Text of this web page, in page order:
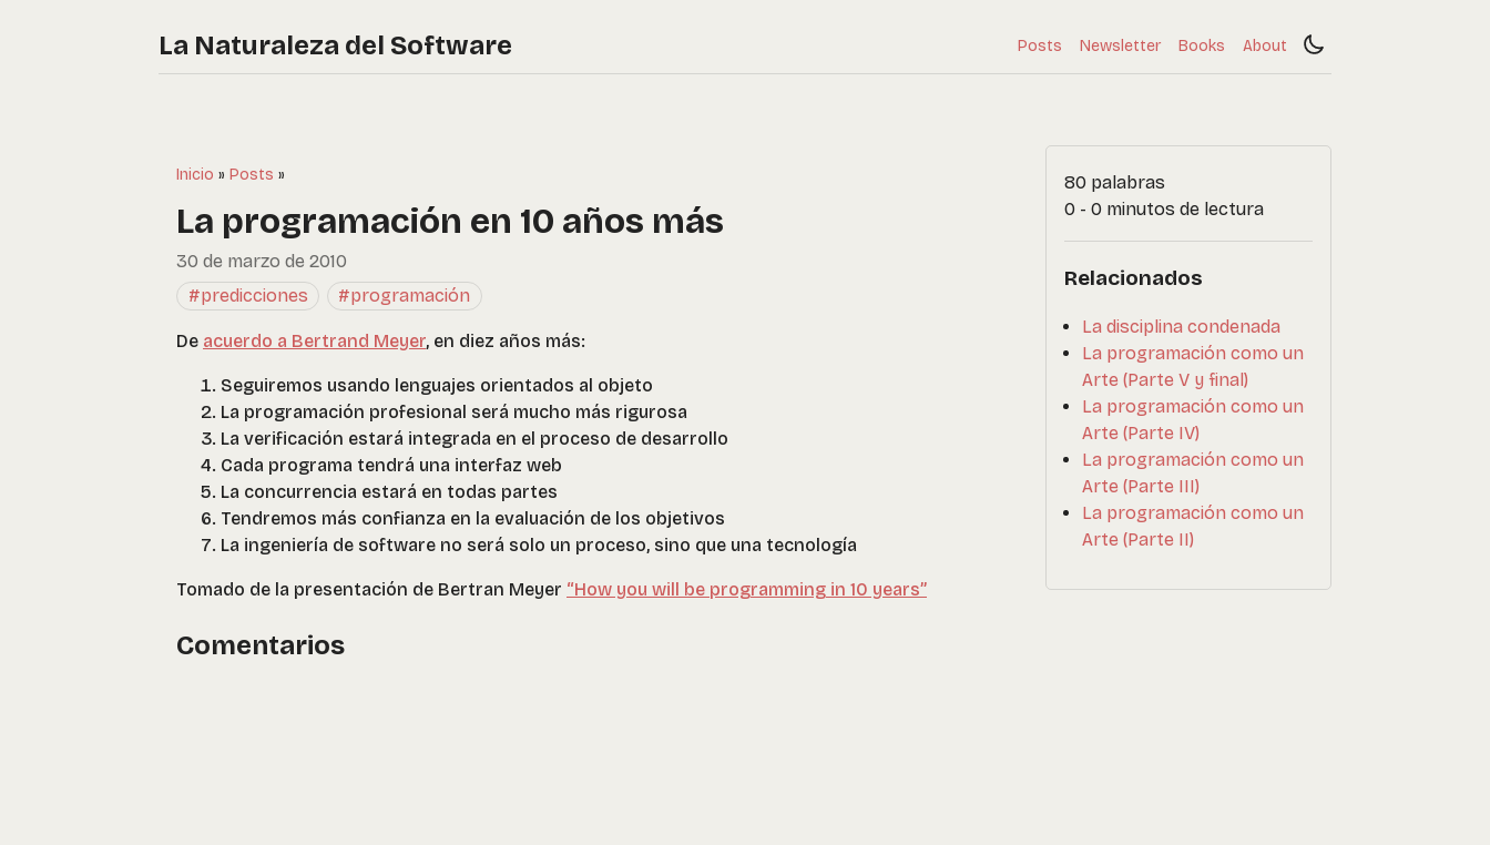
La Naturaleza del Software Posts Newsletter Books About
Inicio » Posts »
La programación en 10 años más
30 de marzo de 2010
#predicciones
#programación
De acuerdo a Bertrand Meyer, en diez años más:
Seguiremos usando lenguajes orientados al objeto
La programación profesional será mucho más rigurosa
La verificación estará integrada en el proceso de desarrollo
Cada programa tendrá una interfaz web
La concurrencia estará en todas partes
Tendremos más confianza en la evaluación de los objetivos
La ingeniería de software no será solo un proceso, sino que una tecnología
Tomado de la presentación de Bertran Meyer “How you will be programming in 10 years”
Comentarios
80 palabras
0 - 0 minutos de lectura
Relacionados
La disciplina condenada
La programación como un
Arte (Parte V y final)
La programación como un
Arte (Parte IV)
La programación como un
Arte (Parte III)
La programación como un
Arte (Parte II)